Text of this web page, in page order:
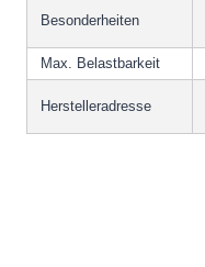
Besonderheiten
Max. Belastbarkeit
Herstelleradresse